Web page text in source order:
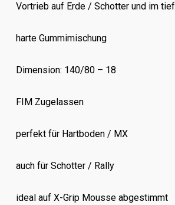
Vortrieb auf Erde / Schotter und im
harte Gummimischung
Dimension: 140/80 – 18
FIM Zugelassen
perfekt für Hartboden / MX
auch für Schotter / Rally
ideal auf X-Grip Mousse abgestimmt